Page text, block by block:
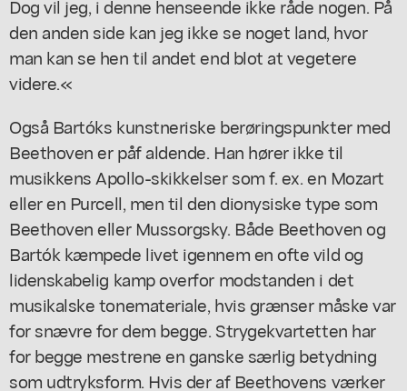
Dog vil jeg, i denne henseende ikke råde nogen. På
den anden side kan jeg ikke se noget land, hvor
man kan se hen til andet end blot at vegetere
videre.«
Også Bartóks kunstneriske berøringspunkter med
Beethoven er påf aldende. Han hører ikke til
musikkens Apollo-skikkelser som f. ex. en Mozart
eller en Purcell, men til den dionysiske type som
Beethoven eller Mussorgsky. Både Beethoven og
Bartók kæmpede livet igennem en ofte vild og
lidenskabelig kamp overfor modstanden i det
musikalske tonemateriale, hvis grænser måske var
for snævre for dem begge. Strygekvartetten har
for begge mestrene en ganske særlig betydning
som udtryksform. Hvis der af Beethovens værker